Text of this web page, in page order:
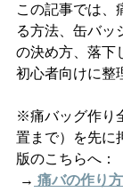
この記事では、
る方法、缶バッ
の決め方、落下
初心者向けに整
※痛バッグ作り
置まで）を先に
版のこちらへ：
→ 痛バの作り